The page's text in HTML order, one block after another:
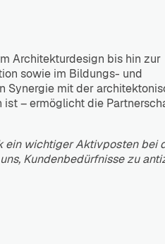
Architekturdesign bis hin zur
sowie im Bildungs- und
Synergie mit der
ist – ermöglicht die
ein wichtiger Aktivposten bei
Kundenbedürfnisse zu